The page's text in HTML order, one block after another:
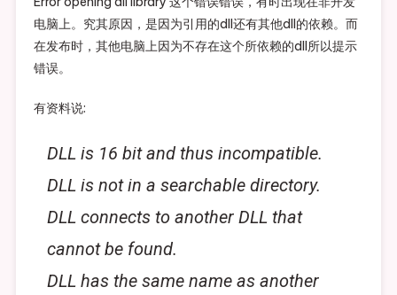
电脑上。究其原因，是因为引用的dll还有其他dll的依赖。而
在发布时，其他电脑上因为不存在这个所依赖的dll所以提示
错误。
有资料说:
DLL is 16 bit and thus incompatible.
DLL is not in a searchable directory.
DLL connects to another DLL that
cannot be found.
DLL has the same name as another